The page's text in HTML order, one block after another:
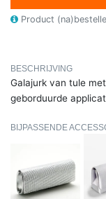
Product
BESCHRIJVING
Galajurk van tule
geborduurde
BIJPASSENDE